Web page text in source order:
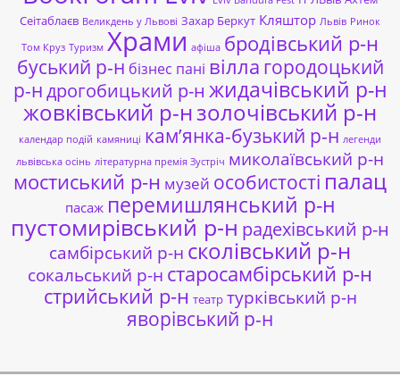
Сеітаблаєв Великдень у Львові Захар Беркут Кляштор Львів Ринок
Том Круз Туризм Храми афіша бродівський р-н
буський р-н бізнес пані вілла городоцький
р-ндрогобицький р-н жидачівський р-н
жовківський р-нзолочівський р-н
календар подій камяниці кам’янка-бузький р-н легенди
львівська осінь літературна премія Зустріч миколаївський р-н
мостиський р-н музей особистості палац
пасаж перемишлянський р-н
пустомирівський р-н радехівський р-н
самбірський р-н сколівський р-н
сокальський р-н старосамбірський р-н
стрийський р-н театр турківський р-н
яворівський р-н